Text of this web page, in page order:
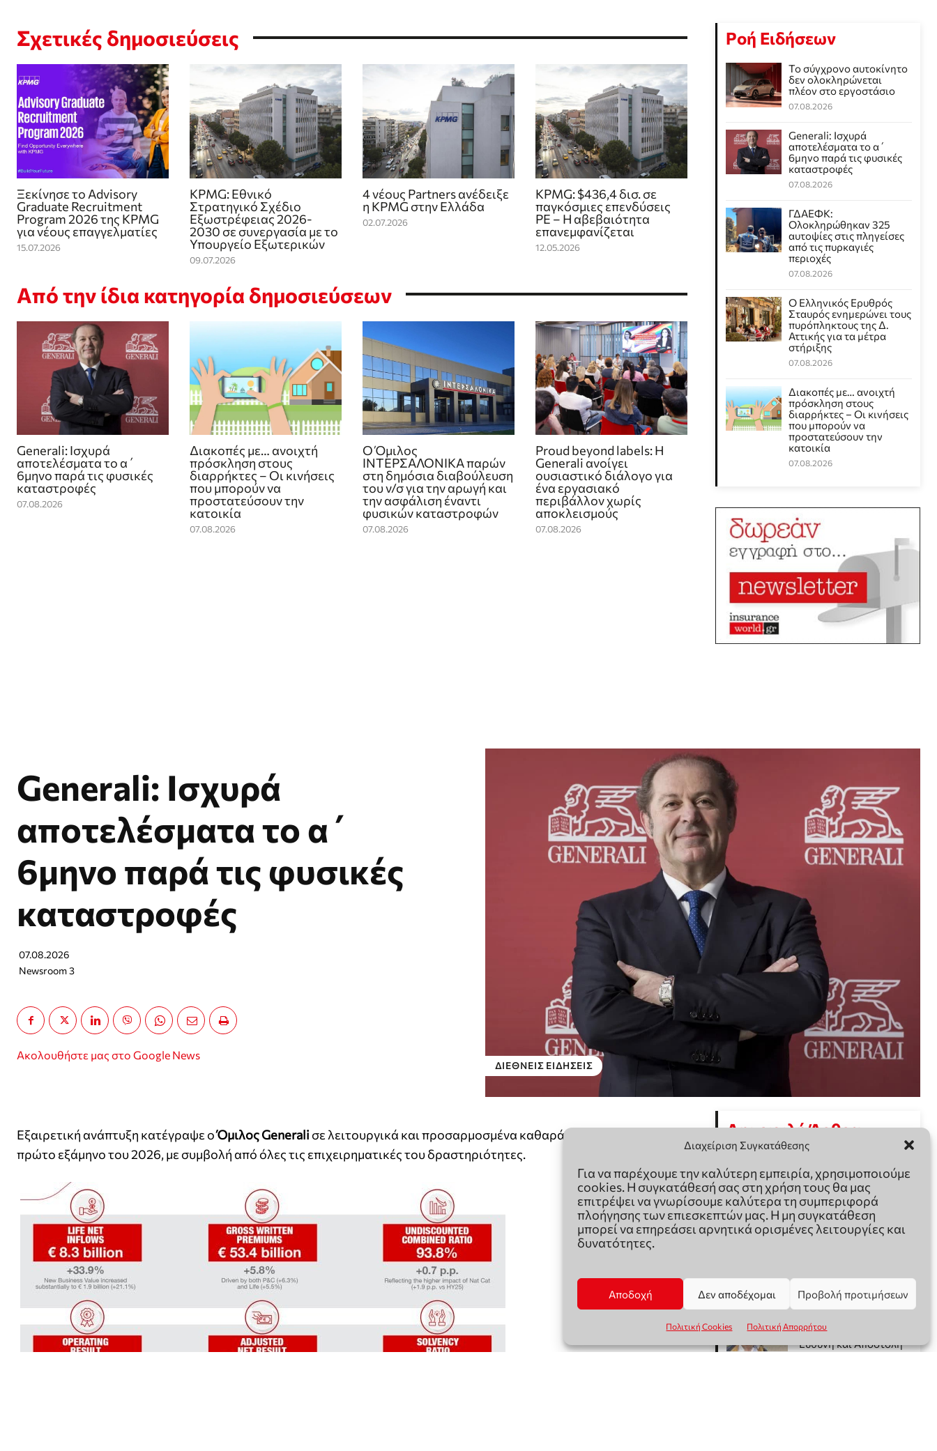
Διαχείριση Συγκατάθεσης
Για να παρέχουμε την καλύτερη εμπειρία, χρησιμοποιούμε
cookies. Η συγκατάθεσή σας στη χρήση τους θα μας
επιτρέψει να γνωρίσουμε καλύτερα τη συμπεριφορά
πλοήγησης των επιεσκεπτών μας. Η μη συγκατάθεση
μπορεί να επηρεάσει αρνητικά ορισμένες λειτουργίες και
δυνατότητες.
Αποδοχή Δεν αποδέχομαι Προβολή προτιμήσεων
Πολιτική Cookies Πολιτική Απορρήτου
Σχετικές δημοσιεύσεις
Ξεκίνησε το Advisory
Graduate Recruitment
Program 2026 της KPMG
για νέους επαγγελματίες
15.07.2026
KPMG: Εθνικό
Στρατηγικό Σχέδιο
Εξωστρέφειας 2026-
2030 σε συνεργασία με το
Υπουργείο Εξωτερικών
09.07.2026
4 νέους Partners ανέδειξε
η KPMG στην Ελλάδα
02.07.2026
KPMG: $436,4 δισ. σε
παγκόσμιες επενδύσεις
PE – Η αβεβαιότητα
επανεμφανίζεται
12.05.2026
Από την ίδια κατηγορία δημοσιεύσεων
Generali: Ισχυρά
αποτελέσματα το α΄
6μηνο παρά τις φυσικές
καταστροφές
07.08.2026
Διακοπές με… ανοιχτή
πρόσκληση στους
διαρρήκτες – Οι κινήσεις
που μπορούν να
προστατεύσουν την
κατοικία
07.08.2026
Ο Όμιλος
ΙΝΤΕΡΣΑΛΟΝΙΚΑ παρών
στη δημόσια διαβούλευση
του ν/σ για την αρωγή και
την ασφάλιση έναντι
φυσικών καταστροφών
07.08.2026
Proud beyond labels: Η
Generali ανοίγει
ουσιαστικό διάλογο για
ένα εργασιακό
περιβάλλον χωρίς
αποκλεισμούς
07.08.2026
Ροή Ειδήσεων
Το σύγχρονο αυτοκίνητο
δεν ολοκληρώνεται
πλέον στο εργοστάσιο
07.08.2026
Generali: Ισχυρά
αποτελέσματα το α΄
6μηνο παρά τις φυσικές
καταστροφές
07.08.2026
ΓΔΑΕΦΚ:
Ολοκληρώθηκαν 325
αυτοψίες στις πληγείσες
από τις πυρκαγιές
περιοχές
07.08.2026
Ο Ελληνικός Ερυθρός
Σταυρός ενημερώνει τους
πυρόπληκτους της Δ.
Αττικής για τα μέτρα
στήριξης
07.08.2026
Διακοπές με… ανοιχτή
πρόσκληση στους
διαρρήκτες – Οι κινήσεις
που μπορούν να
προστατεύσουν την
κατοικία
07.08.2026